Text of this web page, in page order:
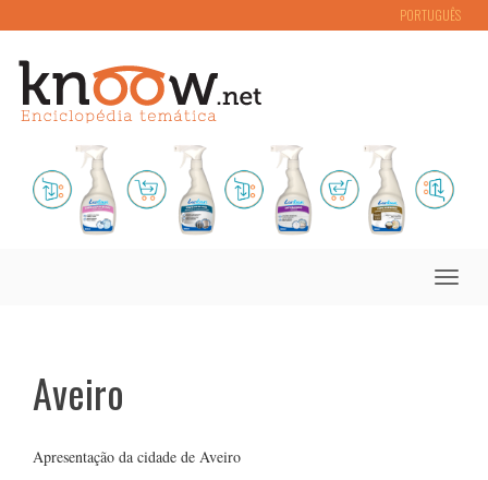
PORTUGUÊS
Toggle
Aveiro
Apresentação da cidade de Aveiro